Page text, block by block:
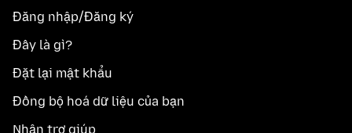
Đăng nhập/Đăng ký
Đây là gì?
Đặt lại mật khẩu
Đồng bộ hoá dữ liệu của bạn
Nhận trợ giúp